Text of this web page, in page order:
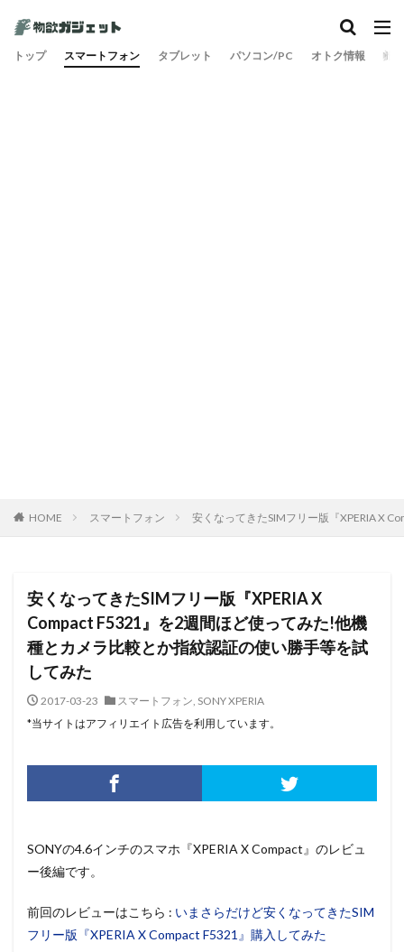
トップ スマートフォン タブレット パソコン/PC オトク情報 旅
HOME スマートフォン 安くなってきたSIMフリー版『XPERIA X
安くなってきたSIMフリー版『XPERIA X
Compact F5321』を2週間ほど使ってみた!他機
種とカメラ比較とか指紋認証の使い勝手等を試
してみた
2017-03-23 スマートフォン, SONY XPERIA
*当サイトはアフィリエイト広告を利用しています。
SONYの4.6インチのスマホ『XPERIA X Compact』のレビュ
ー後編です。
前回のレビューはこちら : いまさらだけど安くなってきたSIM
フリー版『XPERIA X Compact F5321』購入してみた
カテゴリー